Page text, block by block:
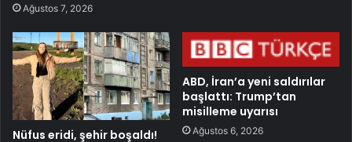
Ağustos 7, 2026
Nüfus eridi, şehir boşaldı!
ABD, İran’a yeni saldırılar
başlattı: Trump’tan
misilleme uyarısı
Ağustos 6, 2026